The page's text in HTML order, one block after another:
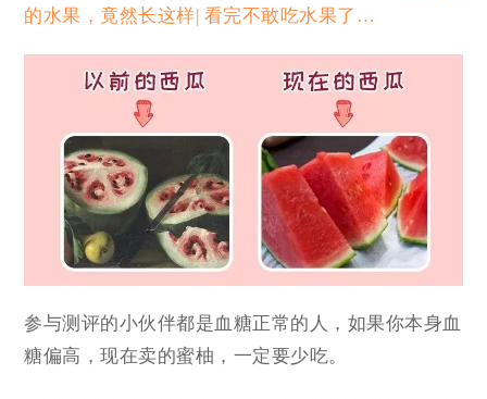
的水果，竟然长这样| 看完不敢吃水果了…
参与测评的小伙伴都是血糖正常的人，如果你本身血
糖偏高，现在卖的蜜柚，一定要少吃。